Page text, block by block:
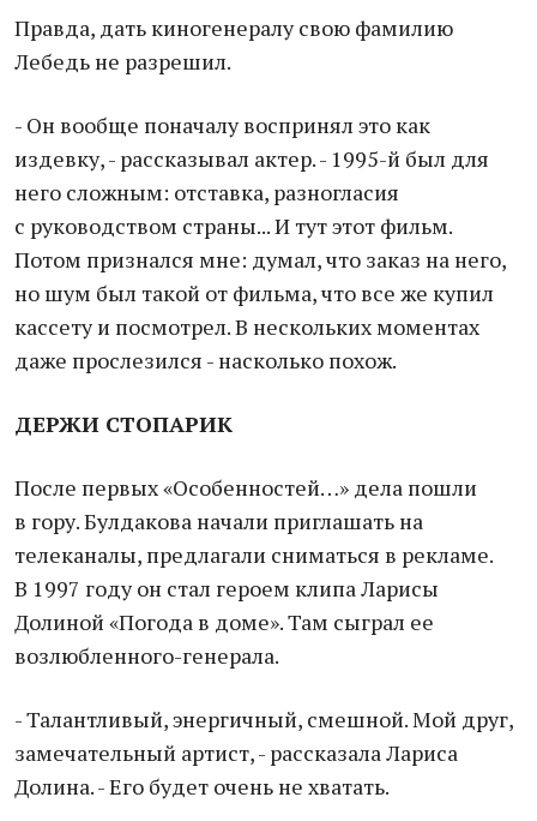
Правда, дать киногенералу свою фамилию
Лебедь не разрешил.
- Он вообще поначалу воспринял это как
издевку, - рассказывал актер. - 1995-й был для
него сложным: отставка, разногласия
с руководством страны... И тут этот фильм.
Потом признался мне: думал, что заказ на него,
но шум был такой от фильма, что все же купил
кассету и посмотрел. В нескольких моментах
даже прослезился - насколько похож.
ДЕРЖИ СТОПАРИК
После первых «Особенностей…» дела пошли
в гору. Булдакова начали приглашать на
телеканалы, предлагали сниматься в рекламе.
В 1997 году он стал героем клипа Ларисы
Долиной «Погода в доме». Там сыграл ее
возлюбленного-генерала.
- Талантливый, энергичный, смешной. Мой друг,
замечательный артист, - рассказала Лариса
Долина. - Его будет очень не хватать.